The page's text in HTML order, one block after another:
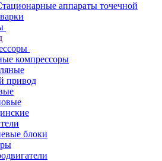
аппараты точечной
компрессоры
привод
блоки